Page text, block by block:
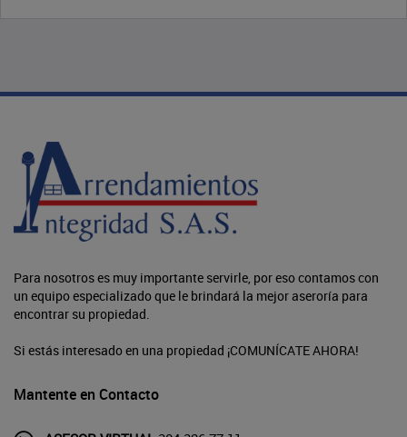
Para nosotros es muy importante servirle, por eso contamos con
un equipo especializado que le brindará la mejor aseroría para
encontrar su propiedad.
Si estás interesado en una propiedad ¡COMUNÍCATE AHORA!
Mantente en Contacto